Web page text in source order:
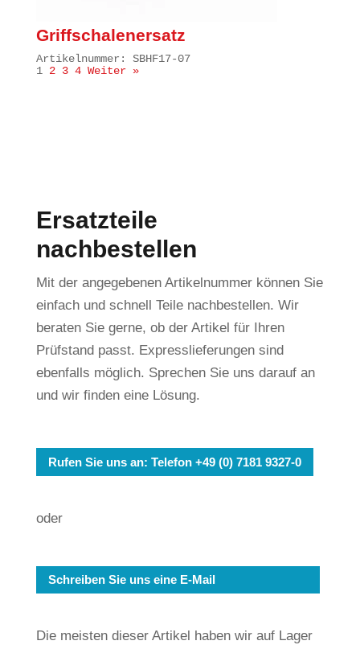
Griffschalenersatz
Artikelnummer: SBHF17-07
1 2 3 4 Weiter »
Ersatzteile
nachbestellen
Mit der angegebenen Artikelnummer können Sie
einfach und schnell Teile nachbestellen. Wir
beraten Sie gerne, ob der Artikel für Ihren
Prüfstand passt. Expresslieferungen sind
ebenfalls möglich. Sprechen Sie uns darauf an
und wir finden eine Lösung.
Rufen Sie uns an: Telefon +49 (0) 7181 9327-0
oder
Schreiben Sie uns eine E-Mail
Die meisten dieser Artikel haben wir auf Lager